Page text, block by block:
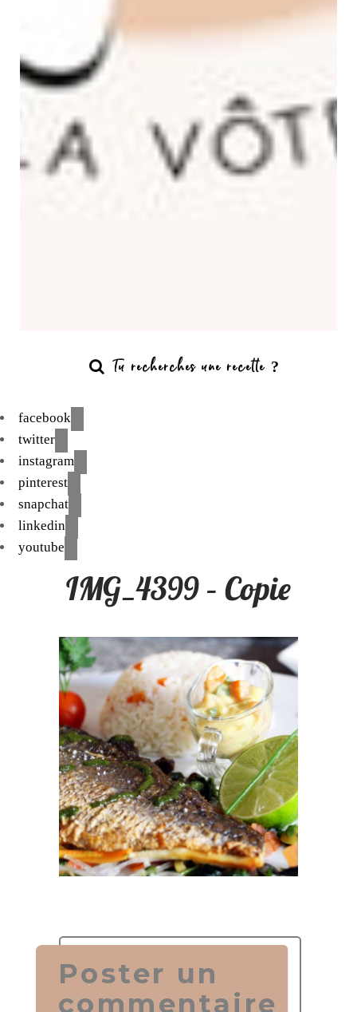
facebook
twitter
instagram
pinterest
snapchat
linkedin
youtube
IMG_4399 – Copie
Poster un
commentaire